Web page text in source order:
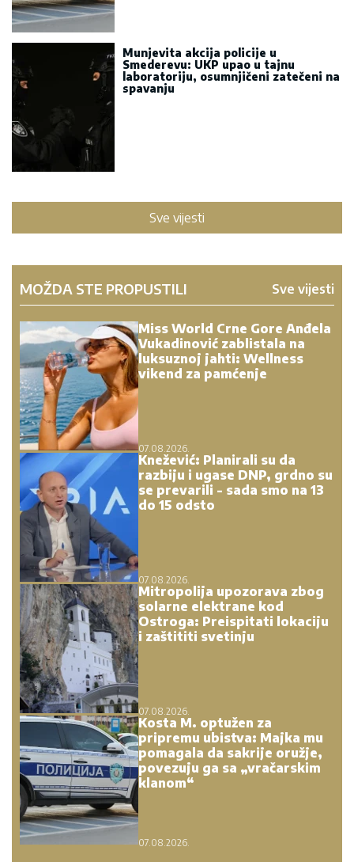
Munjevita akcija policije u
Smederevu: UKP upao u tajnu
laboratoriju, osumnjičeni zatečeni na
spavanju
Sve vijesti
MOŽDA STE PROPUSTILI Sve vijesti
Miss World Crne Gore Anđela
Vukadinović zablistala na
luksuznoj jahti: Wellness
vikend za pamćenje
07.08.2026.
Knežević: Planirali su da
razbiju i ugase DNP, grdno su
se prevarili - sada smo na 13
do 15 odsto
07.08.2026.
Mitropolija upozorava zbog
solarne elektrane kod
Ostroga: Preispitati lokaciju
i zaštititi svetinju
07.08.2026.
Kosta M. optužen za
pripremu ubistva: Majka mu
pomagala da sakrije oružje,
povezuju ga sa „vračarskim
klanom“
07.08.2026.